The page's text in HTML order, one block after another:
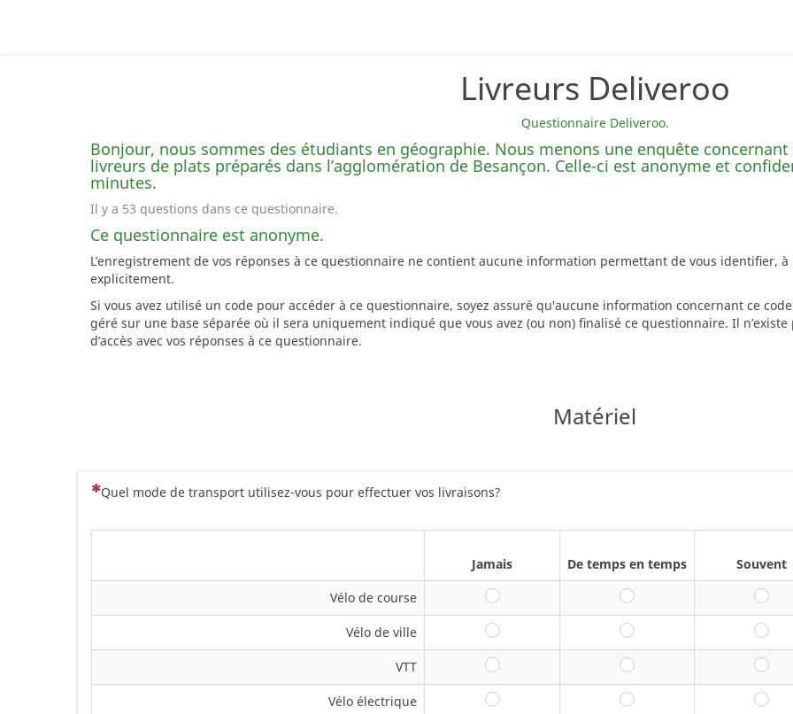
Livreurs Deliveroo
Questionnaire Deliveroo.
Bonjour, nous sommes des étudiants en géographie. Nous menons une enquête
livreurs de plats préparés dans l’agglomération de Besançon. Celle-ci est anonyme et
minutes.
Il y a 53 questions dans ce questionnaire.
Ce questionnaire est anonyme.
L’enregistrement de vos réponses à ce questionnaire ne contient aucune information permettant de vous identifier,
explicitement.
Si vous avez utilisé un code pour accéder à ce questionnaire, soyez assuré qu'aucune information concernant ce
géré sur une base séparée où il sera uniquement indiqué que vous avez (ou non) finalisé ce questionnaire. Il
d’accès avec vos réponses à ce questionnaire.
Matériel
(Cette question est obligatoire)
Quel mode de transport utilisez-vous pour effectuer vos livraisons?
Jamais De temps en temps
Souvent
Vélo de course
De temps en temps
Vélo de ville De temps en temps
VTT De temps en temps
Vélo électrique De temps en temps